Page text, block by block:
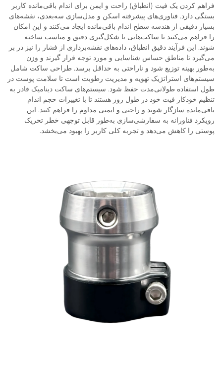
فراهم کردن یک فیت (انطباق) راحت و ایمن برای اندام باقی‌مانده کاربر
بستگی دارد. فناوری‌های پیشرفته اسکن و مدل‌سازی سه‌بعدی، نقشه‌های
بسیار دقیقی از هندسه سطح اندام باقی‌مانده ایجاد می‌کنند و این امکان
را فراهم می‌کنند تا ساکت‌هایی با شکل‌گیری دقیق و مناسب ساخته
شوند. این فرآیند دقیق انطباق، داده‌های نقشه‌برداری از فشار را نیز در بر
می‌گیرد تا مناطق حساس شناسایی و مورد توجه قرار گیرند و وزن
به‌طور بهینه توزیع شود و ناراحتی به حداقل برسد. طراحی ساکت شامل
سیستم‌های استراتژیک تهویه و مدیریت رطوبت است تا سلامت پوست در
طول استفاده طولانی‌مدت حفظ شود. سیستم‌های ساکت دینامیک قادر به
تنظیم خودکار فیت خود در طول روز هستند تا با تغییرات حجم اندام
باقی‌مانده سازگار شوند و راحتی و ایمنی مداوم را فراهم کنند. این
رویکرد فناورانه به سفارشی‌سازی به‌طور قابل توجهی خطر تحریک
پوستی را کاهش می‌دهد و تجربه کلی کاربر را بهبود می‌بخشد.